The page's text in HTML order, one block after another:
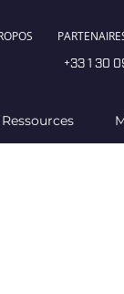
+33 1 30
Ressources